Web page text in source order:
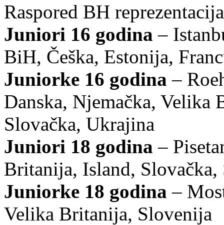
Raspored BH
Juniori 16 godina –
BiH, Češka, Estonija,
Juniorke 16 godina –
Danska, Njemačka, Velika
Slovačka, Ukrajina
Juniori 18 godina –
Britanija, Island,
Juniorke 18 godina–
Velika Britanija, Slovenija